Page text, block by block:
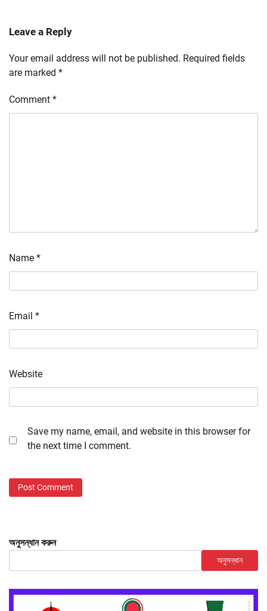
Leave a Reply
Your email address will not be published. Required fields
are marked *
Comment *
Name *
Email *
Website
Save my name, email, and website in this browser for
the next time I comment.
অনুসন্ধান করুন
অনুসন্ধান